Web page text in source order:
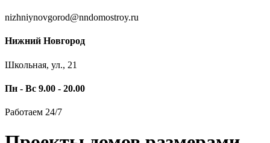
nizhniynovgorod@nndomostroy.ru
Нижний Новгород
Школьная, ул., 21
Пн - Вс 9.00 - 20.00
Работаем 24/7